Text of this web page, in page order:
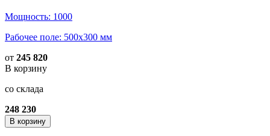
Мощность: 1000
Рабочее поле: 500x300 мм
от 245 820
В корзину
со склада
248 230
В корзину